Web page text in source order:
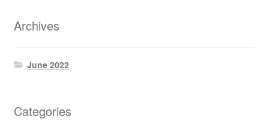
Archives
June 2022
Categories